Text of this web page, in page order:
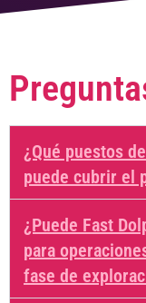
¿Qué puestos
puede cubrir el
¿Puede Fast
para
fase de